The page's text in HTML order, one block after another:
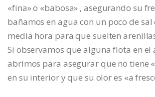
«fina» o «babosa» , asegurando su
bañamos en agua con un poco de
media hora para que suelten
Si observamos que alguna flota en el
abrimos para asegurar que no tiene
en su interior y que su olor es «a